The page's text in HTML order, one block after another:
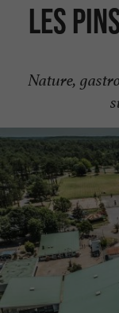
Les
Nature,